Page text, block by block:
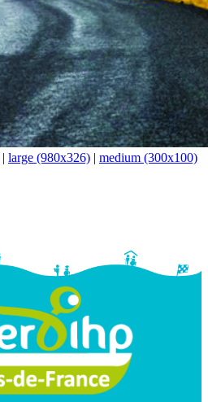
| large (980x326) | medium (300x100)